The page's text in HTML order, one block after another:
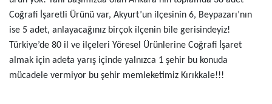
Coğrafi İşaretli Ürünü var, Akyurt’un ilçesinin 6, Beypazarı’nın
ise 5 adet, anlayacağınız birçok ilçenin bile gerisindeyiz!
Türkiye’de 80 il ve ilçeleri Yöresel Ürünlerine Coğrafi İşaret
almak için adeta yarış içinde yalnızca 1 şehir bu konuda
mücadele vermiyor bu şehir memleketimiz Kırıkkale!!!